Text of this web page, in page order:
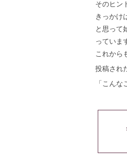
そのヒン
きっかけ
と思って
っていま
これから
投稿され
「こん